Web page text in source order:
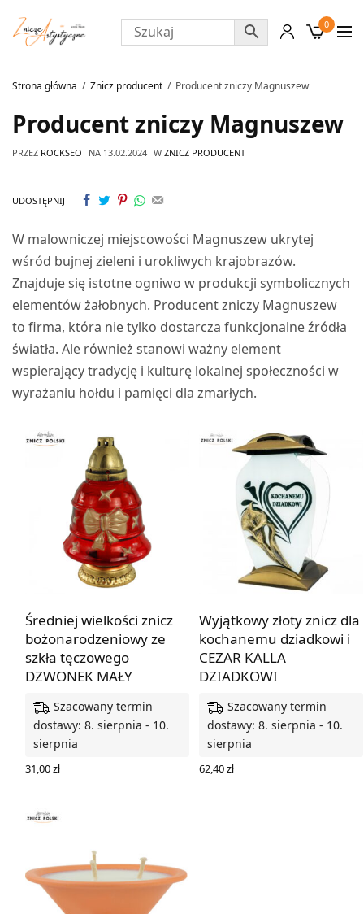
0
Strona główna Znicz producent Producent zniczy Magnuszew
Producent zniczy Magnuszew
PRZEZ ROCKSEO NA 13.02.2024 W ZNICZ PRODUCENT
UDOSTĘPNIJ
W malowniczej miejscowości Magnuszew ukrytej
wśród bujnej zieleni i urokliwych krajobrazów.
Znajduje się istotne ogniwo w produkcji symbolicznych
elementów żałobnych. Producent zniczy Magnuszew
to firma, która nie tylko dostarcza funkcjonalne źródła
światła. Ale również stanowi ważny element
wspierający tradycję i kulturę lokalnej społeczności w
wyrażaniu hołdu i pamięci dla zmarłych.
Średniej wielkości znicz
bożonarodzeniowy ze
szkła tęczowego
DZWONEK MAŁY
Szacowany termin
dostawy: 8. sierpnia - 10.
sierpnia
31,00zł
Wyjątkowy złoty znicz dla
kochanemu dziadkowi i
CEZAR KALLA
DZIADKOWI
Szacowany termin
dostawy: 8. sierpnia - 10.
sierpnia
62,40zł